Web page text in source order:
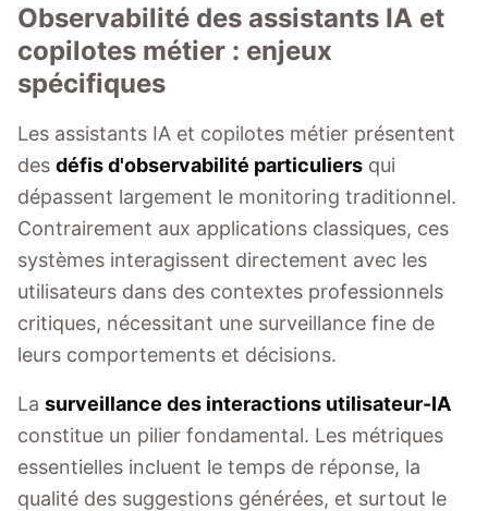
Observabilité des assistants IA et
copilotes métier : enjeux
spécifiques
Les assistants IA et copilotes métier présentent
des défis d'observabilité particuliers qui
dépassent largement le monitoring traditionnel.
Contrairement aux applications classiques, ces
systèmes interagissent directement avec les
utilisateurs dans des contextes professionnels
critiques, nécessitant une surveillance fine de
leurs comportements et décisions.
La surveillance des interactions utilisateur-IA
constitue un pilier fondamental. Les métriques
essentielles incluent le temps de réponse, la
qualité des suggestions générées, et surtout le